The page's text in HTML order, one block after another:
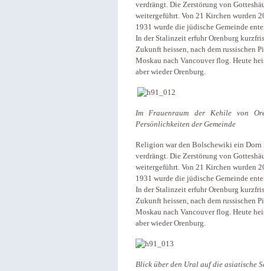
verdrängt. Die Zerstörung von
weitergeführt. Von 21 Kirchen wurden
1931 wurde die jüdische Gemeinde
In der Stalinzeit erfuhr Orenburg
Zukunft heissen, nach dem russischen
Moskau nach Vancouver flog. Heute
aber wieder Orenburg.
Im Frauenraum der Kehile von
Persönlichkeiten der Gemeinde
Religion war den Bolschewiki ein
verdrängt. Die Zerstörung von
weitergeführt. Von 21 Kirchen wurden
1931 wurde die jüdische Gemeinde
In der Stalinzeit erfuhr Orenburg
Zukunft heissen, nach dem russischen
Moskau nach Vancouver flog. Heute
aber wieder Orenburg.
Blick über den Ural auf die asiatische